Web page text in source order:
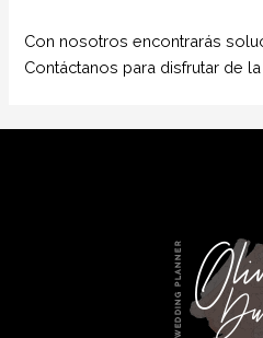
Con nosotros encontrarás
Contáctanos para disfrutar de